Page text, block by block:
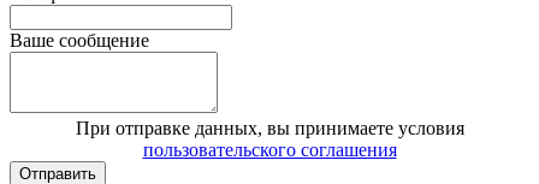
Ваше сообщение
При отправке данных, вы принимаете условия
пользовательского соглашения
Отправить